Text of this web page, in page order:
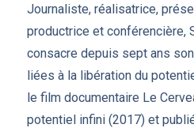
Journaliste, réalisatrice,
productrice et conférencière,
consacre depuis sept ans
liées à la libération du
le film documentaire Le
potentiel infini (2017) et